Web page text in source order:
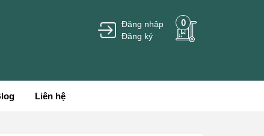
Đăng nhập
Đăng ký
0
Liên hệ